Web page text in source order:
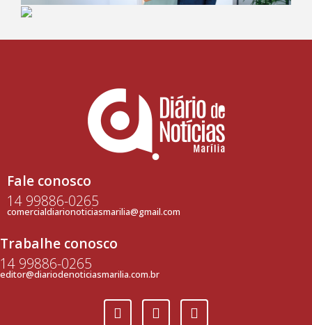
Fale conosco
14 99886-0265
comercialdiarionoticiasmarilia@gmail.com
Trabalhe conosco
14 99886-0265
editor@diariodenoticiasmarilia.com.br